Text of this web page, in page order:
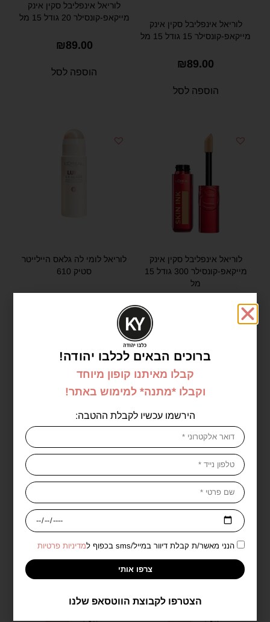
לוריאל אינפליבל סקין אינק
מייקאפ-קונסילר 15 גודל 15 מל
₪89.00
הוספה לסל
לוריאל אינפליבל סקין אינק
מייקאפ-קונסילר 20 גודל 15 מל
₪89.00
הוספה לסל
לוריאל אינפליבל סקין אינק
מייקאפ-קונסילר 300 גודל 15
מל
לוריאל לומי לה גלאס היילייטר
סטיק 610
מייבילין ליינר בלאק –
Maybelline Tattoo Studio Dip-
₪49.00
הוספה לסל
₪50.00
הוספה לסל
ברוכים הבאים לכלבו יהודה!
קבלו מאיתנו קופון מיוחד
וקבלו *מתנה* למימוש באתר!
הירשמו עכשיו לקבלת ההטבה:
הנני מאשר/ת קבלת דיוור במייל/sms בכפוף ל מדיניות פרטיות
צרפו אותי
הצטרפו לקבוצת הווטסאפ שלנו